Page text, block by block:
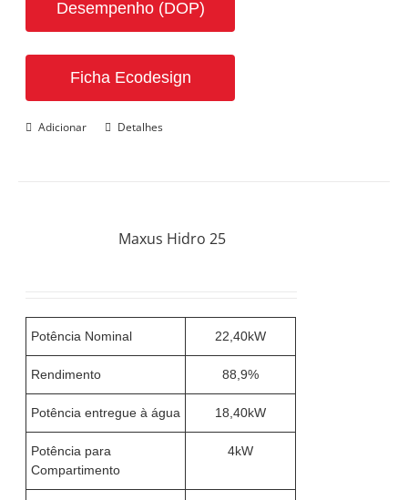
Desempenho (DOP)
Ficha Ecodesign
Adicionar Detalhes
Maxus Hidro 25
Potência Nominal 22,40kW
Rendimento 88,9%
Potência entregue à água 18,40kW
Potência para
Compartimento
4kW